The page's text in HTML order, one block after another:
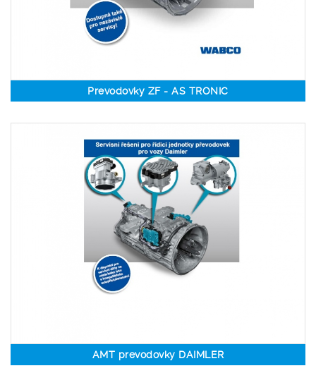
Prevodovky ZF - AS TRONIC
AMT prevodovky DAIMLER